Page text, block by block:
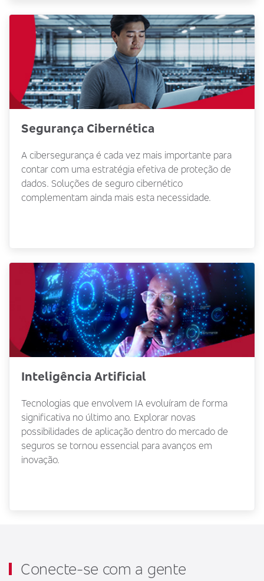
Segurança Cibernética
A cibersegurança é cada vez mais importante para
contar com uma estratégia efetiva de proteção de
dados. Soluções de seguro cibernético
complementam ainda mais esta necessidade.
Inteligência Artificial
Tecnologias que envolvem IA evoluíram de forma
significativa no último ano. Explorar novas
possibilidades de aplicação dentro do mercado de
seguros se tornou essencial para avanços em
inovação.
Conecte-se com a gente